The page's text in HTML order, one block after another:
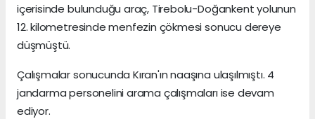
içerisinde bulunduğu araç, Tirebolu-Doğankent yolunun
12. kilometresinde menfezin çökmesi sonucu dereye
düşmüştü.
Çalışmalar sonucunda Kıran'ın naaşına ulaşılmıştı. 4
jandarma personelini arama çalışmaları ise devam
ediyor.